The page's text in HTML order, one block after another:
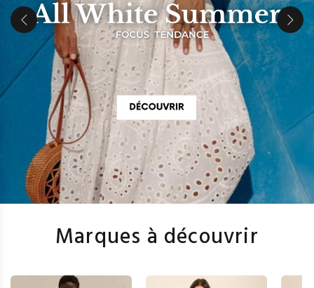
Marques à découvrir